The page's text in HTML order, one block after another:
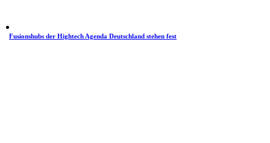
Fusionshubs der Hightech Agenda Deutschland stehen fest